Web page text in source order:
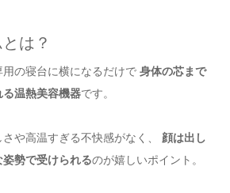
は？
用の寝台に横になるだけで 身体の芯まで
る温熱美容機器です。
や高温すぎる不快感がなく、 顔は出し
勢で受けられるのが嬉しいポイント。